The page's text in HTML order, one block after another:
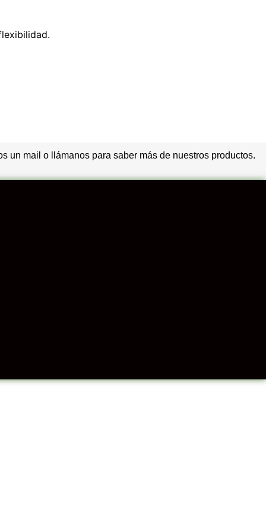
un mail o llámanos para saber más de nuestros productos.